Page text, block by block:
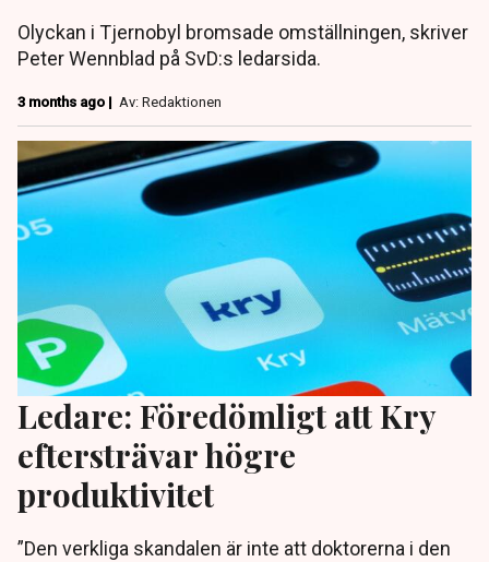
Olyckan i Tjernobyl bromsade omställningen, skriver
Peter Wennblad på SvD:s ledarsida.
3 months ago | Av: Redaktionen
Ledare: Föredömligt att Kry
eftersträvar högre
produktivitet
”Den verkliga skandalen är inte att doktorerna i den